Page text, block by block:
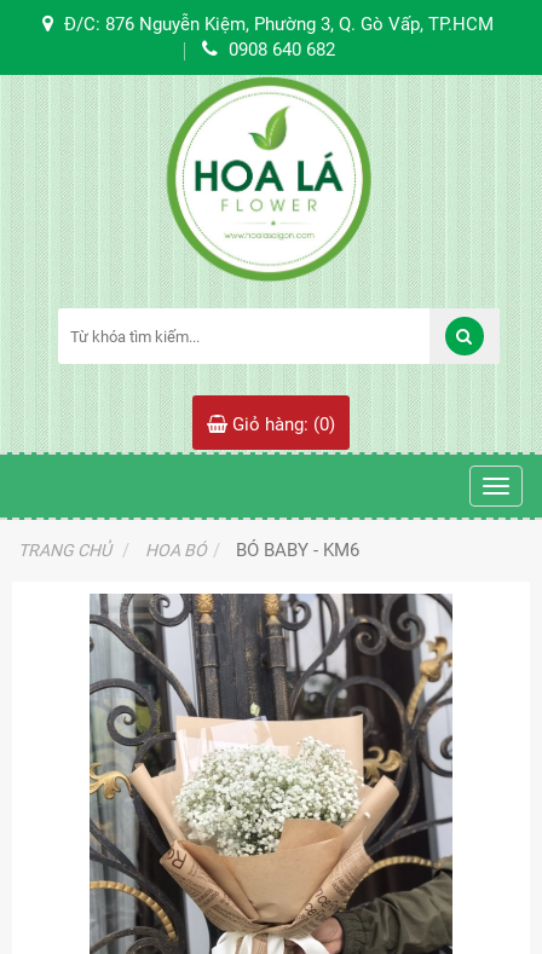
Đ/C: 876 Nguyễn Kiệm, Phường 3, Q. Gò Vấp, TP.HCM
0908 640 682
Giỏ hàng: (0)
TRANG CHỦ HOA BÓ BÓ BABY - KM6